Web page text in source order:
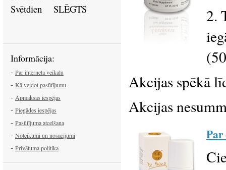
2.
Akcijas spēkā
Akcijas
Par
Svētdien SLĒGTS
Informācija:
- Par interneta veikalu
- Kā veidot pasūtījumu
- Apmaksas iespējas
- Piegādes iespējas
- Pasūtījuma atcelšana
- Noteikumi un nosacījumi
- Privātuma politika